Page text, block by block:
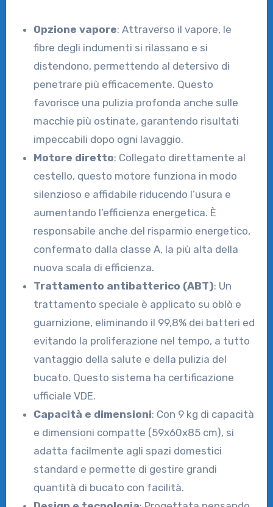
Opzione vapore: Attraverso il vapore, le
fibre degli indumenti si rilassano e si
distendono, permettendo al detersivo di
penetrare più efficacemente. Questo
favorisce una pulizia profonda anche sulle
macchie più ostinate, garantendo risultati
impeccabili dopo ogni lavaggio.
Motore diretto: Collegato direttamente al
cestello, questo motore funziona in modo
silenzioso e affidabile riducendo l’usura e
aumentando l’efficienza energetica. È
responsabile anche del risparmio energetico,
confermato dalla classe A, la più alta della
nuova scala di efficienza.
Trattamento antibatterico (ABT): Un
trattamento speciale è applicato su oblò e
guarnizione, eliminando il 99,8% dei batteri ed
evitando la proliferazione nel tempo, a tutto
vantaggio della salute e della pulizia del
bucato. Questo sistema ha certificazione
ufficiale VDE.
Capacità e dimensioni: Con 9 kg di capacità
e dimensioni compatte (59x60x85 cm), si
adatta facilmente agli spazi domestici
standard e permette di gestire grandi
quantità di bucato con facilità.